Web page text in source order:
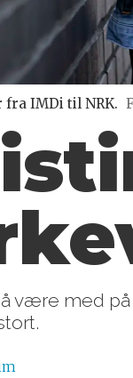
fra IMDi til NRK.
være med